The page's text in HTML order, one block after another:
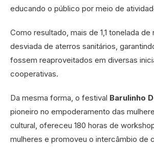
educando o público por meio de
Como resultado, mais de 1,1 tonelada
desviada de aterros sanitários,
fossem reaproveitados em diversas
cooperativas.
Da mesma forma, o festival Barulinho
pioneiro no empoderamento das
cultural, ofereceu 180 horas de
mulheres e promoveu o intercâmbio de